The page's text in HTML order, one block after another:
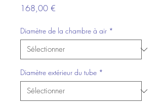
168,00 €
Diamètre de la chambre à air *
Diamètre extérieur du tube *